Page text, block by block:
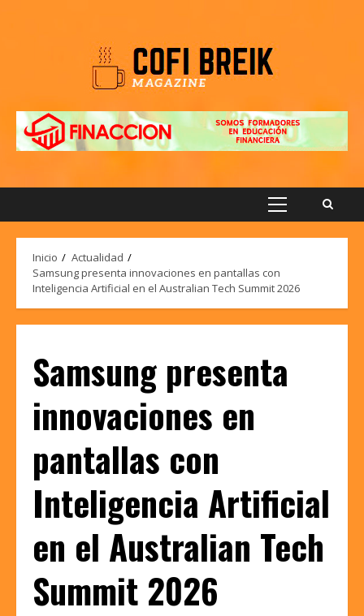
Menú
Inicio
Actualidad
Samsung presenta innovaciones en pantallas con
Inteligencia Artificial en el Australian Tech Summit 2026
Samsung presenta
innovaciones en
pantallas con
Inteligencia Artificial
en el Australian Tech
Summit 2026